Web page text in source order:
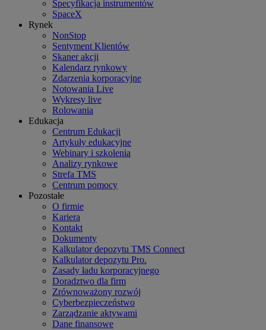
Specyfikacja instrumentów
SpaceX
Rynek
NonStop
Sentyment Klientów
Skaner akcji
Kalendarz rynkowy
Zdarzenia korporacyjne
Notowania Live
Wykresy live
Rolowania
Edukacja
Centrum Edukacji
Artykuły edukacyjne
Webinary i szkolenia
Analizy rynkowe
Strefa TMS
Centrum pomocy
Pozostałe
O firmie
Kariera
Kontakt
Dokumenty
Kalkulator depozytu TMS Connect
Kalkulator depozytu Pro.
Zasady ładu korporacyjnego
Doradztwo dla firm
Zrównoważony rozwój
Cyberbezpieczeństwo
Zarządzanie aktywami
Dane finansowe